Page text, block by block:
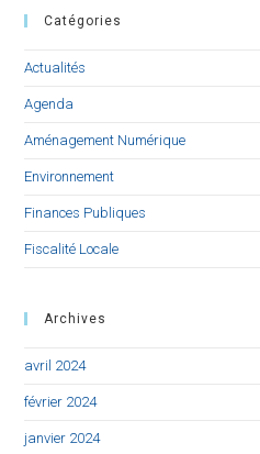
Catégories
Actualités
Agenda
Aménagement Numérique
Environnement
Finances Publiques
Fiscalité Locale
Archives
avril 2024
février 2024
janvier 2024